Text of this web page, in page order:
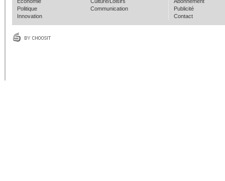
Politique
Innovation
Communication
Publicité
Contact